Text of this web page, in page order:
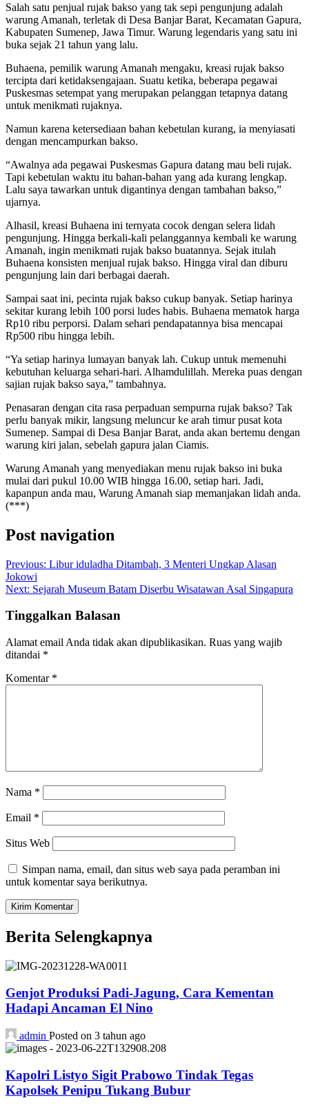
Salah satu penjual rujak bakso yang tak sepi pengunjung adalah
warung Amanah, terletak di Desa Banjar Barat, Kecamatan Gapura,
Kabupaten Sumenep, Jawa Timur. Warung legendaris yang satu ini
buka sejak 21 tahun yang lalu.
Buhaena, pemilik warung Amanah mengaku, kreasi rujak bakso
tercipta dari ketidaksengajaan. Suatu ketika, beberapa pegawai
Puskesmas setempat yang merupakan pelanggan tetapnya datang
untuk menikmati rujaknya.
Namun karena ketersediaan bahan kebetulan kurang, ia menyiasati
dengan mencampurkan bakso.
“Awalnya ada pegawai Puskesmas Gapura datang mau beli rujak.
Tapi kebetulan waktu itu bahan-bahan yang ada kurang lengkap.
Lalu saya tawarkan untuk digantinya dengan tambahan bakso,”
ujarnya.
Alhasil, kreasi Buhaena ini ternyata cocok dengan selera lidah
pengunjung. Hingga berkali-kali pelanggannya kembali ke warung
Amanah, ingin menikmati rujak bakso buatannya. Sejak itulah
Buhaena konsisten menjual rujak bakso. Hingga viral dan diburu
pengunjung lain dari berbagai daerah.
Sampai saat ini, pecinta rujak bakso cukup banyak. Setiap harinya
sekitar kurang lebih 100 porsi ludes habis. Buhaena mematok harga
Rp10 ribu perporsi. Dalam sehari pendapatannya bisa mencapai
Rp500 ribu hingga lebih.
“Ya setiap harinya lumayan banyak lah. Cukup untuk memenuhi
kebutuhan keluarga sehari-hari. Alhamdulillah. Mereka puas dengan
sajian rujak bakso saya,” tambahnya.
Penasaran dengan cita rasa perpaduan sempurna rujak bakso? Tak
perlu banyak mikir, langsung meluncur ke arah timur pusat kota
Sumenep. Sampai di Desa Banjar Barat, anda akan bertemu dengan
warung kiri jalan, sebelah gapura jalan Ciamis.
Warung Amanah yang menyediakan menu rujak bakso ini buka
mulai dari pukul 10.00 WIB hingga 16.00, setiap hari. Jadi,
kapanpun anda mau, Warung Amanah siap memanjakan lidah anda.
(***)
Post navigation
Previous: Libur iduladha Ditambah, 3 Menteri Ungkap Alasan
Jokowi
Next: Sejarah Museum Batam Diserbu Wisatawan Asal Singapura
Tinggalkan Balasan
Alamat email Anda tidak akan dipublikasikan. Ruas yang wajib
ditandai *
Komentar *
Nama *
Email *
Situs Web
Simpan nama, email, dan situs web saya pada peramban ini
untuk komentar saya berikutnya.
Berita Selengkapnya
Genjot Produksi Padi-Jagung, Cara Kementan
Hadapi Ancaman El Nino
admin Posted on 3 tahun ago
Kapolri Listyo Sigit Prabowo Tindak Tegas
Kapolsek Penipu Tukang Bubur